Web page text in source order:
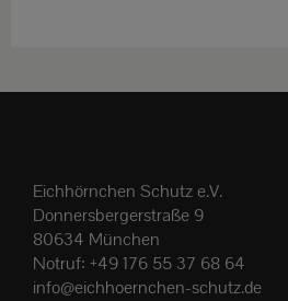
können
auf
der
Produktseite
Eichhörnchen Schutz e.V.
Donnersbergerstraße 9
80634 München
Notruf: +49 176 55 37 68 64
info@eichhoernchen-schutz.de